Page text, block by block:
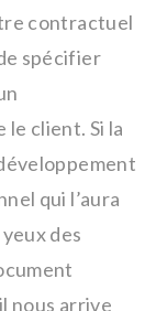
contractuel
spécifier
client. Si la
qui l’aura
des
nous arrive